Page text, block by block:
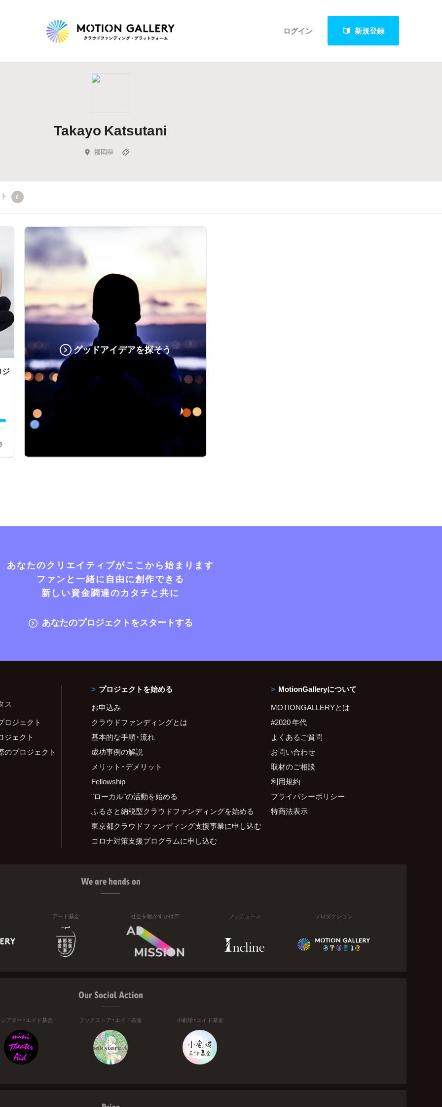
ログイン 新規登録
Highlight
Feature
キュレーターから探す
Takayo Katsutani
福岡県
0
グッドアイデアを探そう
あなたのクリエイティブがここから始まります
ファンと一緒に自由に創作できる
新しい資金調達のカタチと共に
あなたのプロジェクトをスタートする
ス
ロジェクト
ジェクト
のプロジェクト
プロジェクトを始める
お申込み
クラウドファンディングとは
基本的な手順・流れ
成功事例の解説
メリット・デメリット
Fellowship
"ローカル"の活動を始める
ふるさと納税型クラウドファンディングを始める
東京都クラウドファンディング支援事業に申し込む
コロナ対策支援プログラムに申し込む
MotionGalleryについて
MOTIONGALLERYとは
#2020 年代
よくあるご質問
お問い合わせ
取材のご相談
利用規約
プライバシーポリシー
特商法表示
We are hands on
アート基金 社会を動かすかけ声 プロデュース プロダクション
Our Social Action
アター・エイド基金 ブックストア・エイド基金 小劇場・エイド基金